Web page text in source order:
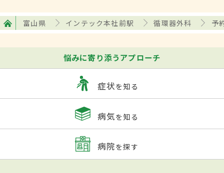
富山県 インテック本社前駅 循環器外科 予
悩みに寄り添うアプローチ
症状を知る
病気を知る
病院を探す